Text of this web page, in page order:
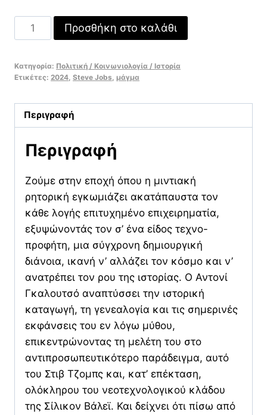
μύθος
αυτοδημιούργητου
Αποδομώντας
Βάλεϊ
ποσότητα
Προσθήκη στο καλάθι
Κατηγορία: Πολιτική / Κοινωνιολογία / Ιστορία
Ετικέτες: 2024 Steve Jobs μάγμα
Περιγραφή
Περιγραφή
Ζούμε στην εποχή όπου η μιντιακή
ρητορική εγκωμιάζει ακατάπαυστα τον
κάθε λογής επιτυχημένο επιχειρηματία,
εξυψώνοντάς τον σ’ ένα είδος τεχνο-
προφήτη, μια σύγχρονη δημιουργική
διάνοια, ικανή ν’ αλλάζει τον κόσμο και ν’
ανατρέπει τον ρου της ιστορίας. Ο Αντονί
Γκαλουτσό αναπτύσσει την ιστορική
καταγωγή, τη γενεαλογία και τις σημερινές
εκφάνσεις του εν λόγω μύθου,
επικεντρώνοντας τη μελέτη του στο
αντιπροσωπευτικότερο παράδειγμα, αυτό
του Στιβ Τζομπς και, κατ’ επέκταση,
ολόκληρου του νεοτεχνολογικού κλάδου
της Σίλικον Βάλεϊ. Και δείχνει ότι πίσω από